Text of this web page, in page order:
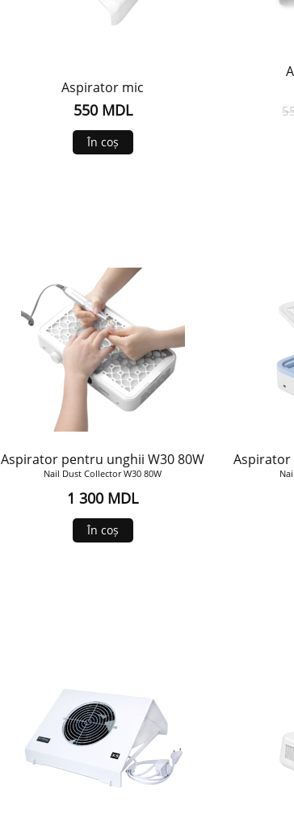
Aspirator mic
550 MDL
În coș
Aspirator pentru unghii W30 80W
Nail Dust Collector W30 80W
1 300 MDL
În coș
Aspirator